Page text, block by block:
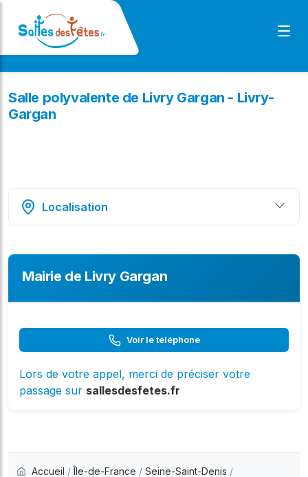
Salle polyvalente de Livry Gargan - Livry-
Gargan
Localisation
Mairie de Livry Gargan
Voir le téléphone
Lors de votre appel, merci de préciser votre
passage sur sallesdesfetes.fr
Accueil / Île-de-France / Seine-Saint-Denis /